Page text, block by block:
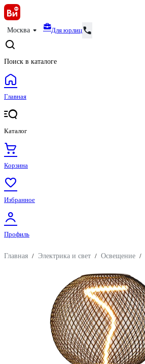
Москва Для юрлиц
Поиск в каталоге
Главная
Каталог
Корзина
Избранное
Профиль
Главная / Электрика и свет / Освещение /